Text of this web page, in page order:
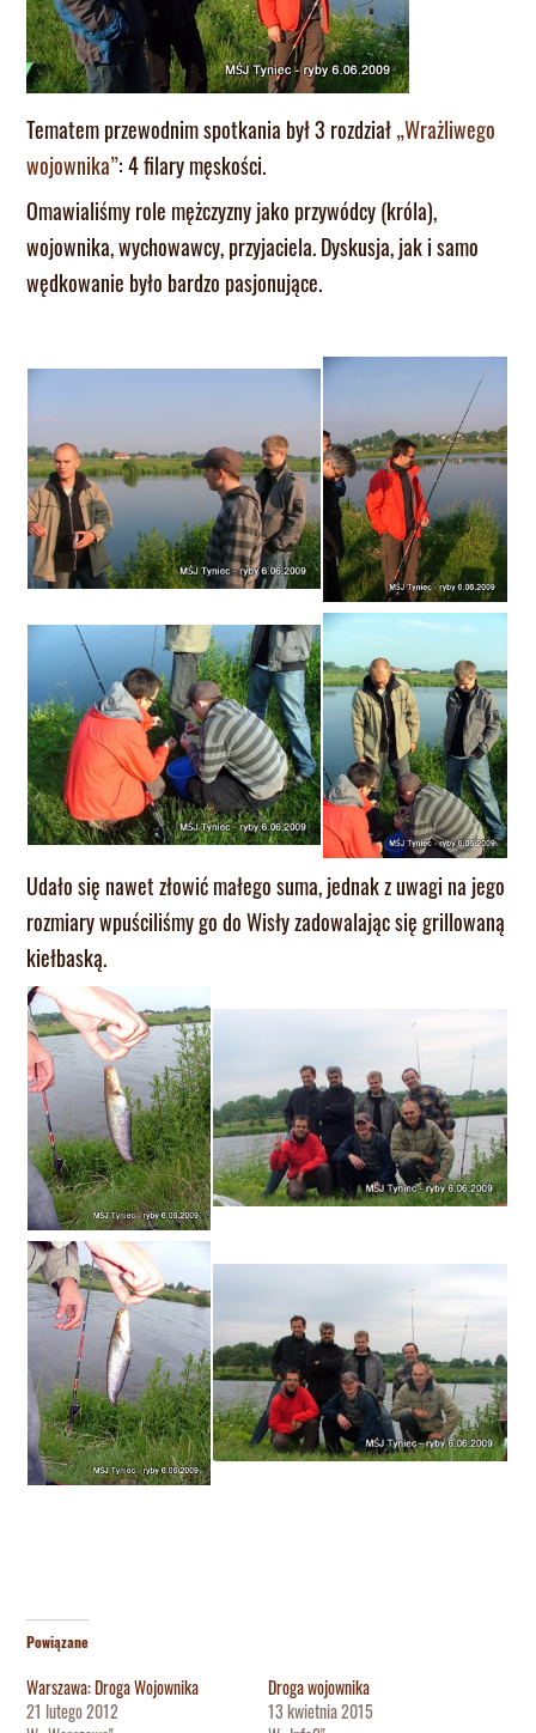
Tematem przewodnim spotkania był 3 rozdział„Wrażliwego
wojownika”: 4 filary męskości.
Omawialiśmy role mężczyzny jako przywódcy (króla),
wojownika, wychowawcy, przyjaciela. Dyskusja, jak i samo
wędkowanie było bardzo pasjonujące.
Udało się nawet złowić małego suma, jednak z uwagi na jego
rozmiary wpuściliśmy go do Wisły zadowalając się grillowaną
kiełbaską.
Powiązane
Warszawa: Droga Wojownika
21 lutego 2012
Droga wojownika
13 kwietnia 2015